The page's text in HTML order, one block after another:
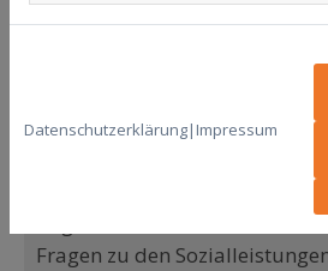
Mit dem Sozialrecht soll das
Sozialstaats in Deutschland
Gegenstand des Sozialrechts
Fragen zu den
Datenschutzerklärung| Impressum